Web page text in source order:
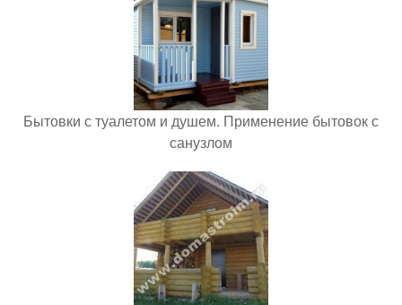
Бытовки с туалетом и душем. Применение бытовок с
санузлом